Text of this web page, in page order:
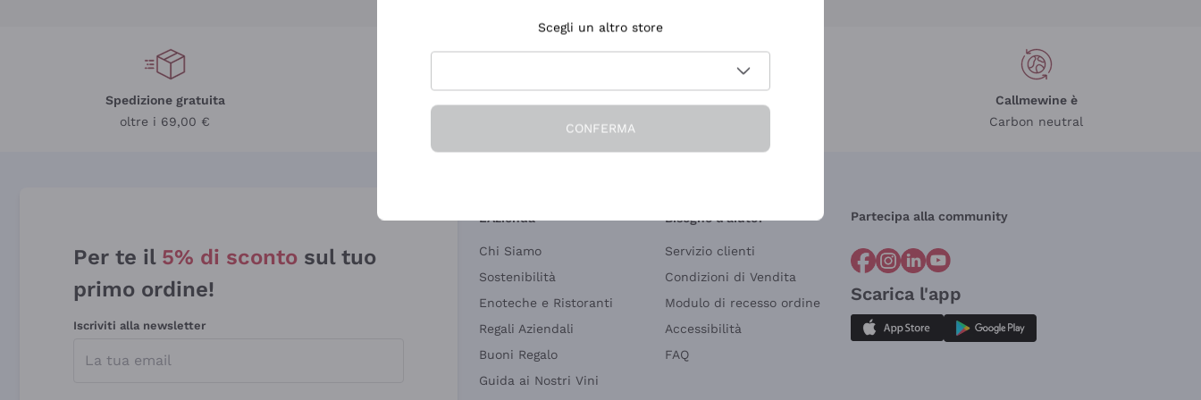
Spedizione gratuita
oltre i 69,00 €
Callmewine è
Carbon neutral
Per te il 5% di sconto sul tuo
primo ordine!
Iscriviti alla newsletter
L'Azienda
Chi Siamo
Sostenibilità
Enoteche e Ristoranti
Regali Aziendali
Buoni Regalo
Guida ai Nostri Vini
Bisogno d'aiuto?
Servizio clienti
Condizioni di Vendita
Modulo di recesso ordine
Accessibilità
FAQ
Partecipa alla community
Scarica l'app
Scegli un altro store
CONFERMA